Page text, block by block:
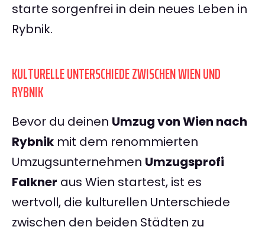
starte sorgenfrei in dein neues Leben in
Rybnik.
KULTURELLE UNTERSCHIEDE ZWISCHEN WIEN UND
RYBNIK
Bevor du deinen Umzug von Wien nach
Rybnik mit dem renommierten
Umzugsunternehmen Umzugsprofi
Falkner aus Wien startest, ist es
wertvoll, die kulturellen Unterschiede
zwischen den beiden Städten zu